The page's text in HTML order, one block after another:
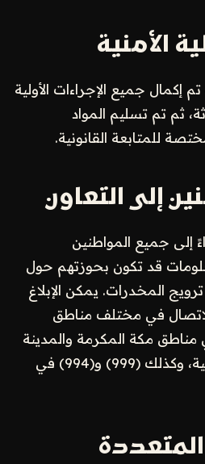
الأمنية
تم إكمال جميع الإجراءات الأولية
ثم تم تسليم المواد
للمتابعة القانونية.
إلى التعاون
إلى جميع المواطنين
قد تكون بحوزتهم حول
المخدرات. يمكن الإبلاغ
في مختلف مناطق
ومنها (911) في مناطق مكة المكرمة والمدينة
المنورة والرياض والشرقية، وكذلك (999) و(994) في
المتعددة